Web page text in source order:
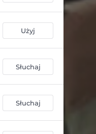
Użyj
Słuchaj
Słuchaj